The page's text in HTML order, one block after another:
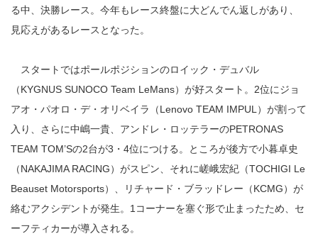
る中、決勝レース。今年もレース終盤に大どんでん返しがあり、
見応えがあるレースとなった。
スタートではポールポジションのロイック・デュバル
（KYGNUS SUNOCO Team LeMans）が好スタート。2位にジョ
アオ・パオロ・デ・オリベイラ（Lenovo TEAM IMPUL）が割って
入り、さらに中嶋一貴、アンドレ・ロッテラーのPETRONAS
TEAM TOM’Sの2台が3・4位につける。ところが後方で小暮卓史
（NAKAJIMA RACING）がスピン、それに嵯峨宏紀（TOCHIGI Le
Beauset Motorsports）、リチャード・ブラッドレー（KCMG）が
絡むアクシデントが発生。1コーナーを塞ぐ形で止まったため、セ
ーフティカーが導入される。